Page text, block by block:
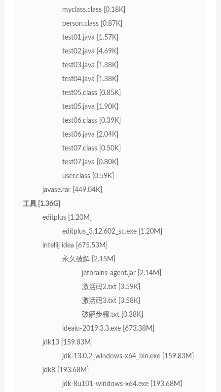
myclass.class [0.18K]
person.class [0.87K]
test01.java [1.57K]
test02.java [4.69K]
test03.java [1.38K]
test04.java [1.38K]
test05.class [0.85K]
test05.java [1.90K]
test06.class [0.39K]
test06.java [2.04K]
test07.class [0.50K]
test07.java [0.80K]
user.class [0.59K]
javase.rar [449.04K]
工具 [1.36G]
editplus [1.20M]
editplus_3.12.602_sc.exe [1.20M]
intellij idea [675.53M]
永久破解 [2.15M]
jetbrains-agent.jar [2.14M]
激活码2.txt [3.59K]
激活码3.txt [3.58K]
破解步骤.txt [0.38K]
ideaiu-2019.3.3.exe [673.38M]
jdk13 [159.83M]
jdk-13.0.2_windows-x64_bin.exe [159.83M]
jdk8 [193.68M]
jdk-8u101-windows-x64.exe [193.68M]